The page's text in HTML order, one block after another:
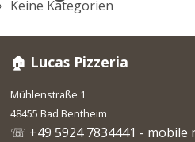
Keine Kategorien
🏠 Lucas Pizzeria
Mühlenstraße 1
48455 Bad Bentheim
☏ +49 5924 7834441 - mobile